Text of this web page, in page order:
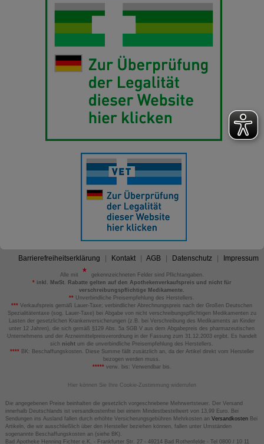
Barrierefreiheitserklärung Kontakt AGB Datenschutz Impressum
Alle mit
gekennzeichneten Felder sind Pflichtangaben.
*inkl. MwSt. Rabatte gelten auf den Apothekenverkaufspreis und nicht für
verschreibungspflichtige Medikamente.
** Unverbindliche Preisempfehlung des Herstellers.
*** Verkaufspreis gemäß Lauer-Taxe; verbindlicher Abrechnungspreis nach der Großen Deutschen
Spezialitätentaxe (sog. Lauer-Taxe) bei Abgabe von nicht verschreibungspflichtigen Medikamenten zu
Lasten der gesetzlichen Krankenversicherungen (z.B. bei Verschreibung des Medikaments an Kinder
unter 12 Jahren), die sich gemäß §129 Abs. 5a SGB V aus dem Abgabepreis des pharmazeutischen
Unternehmens und der Arzneimittelpreisverordnung in der Fassung zum 31.12.2003 ergibt. Es handelt
sich nicht um die unverbindliche Preisempfehlung des Herstellers.
****BK: Beschaffungskosten. Diese Summe fällt zusätzlich an, da der Artikel direkt vom Hersteller
bezogen werden muss.
*****verw. bis: Verwendbar bis.
Hier können Sie Ihre Cookie-Zustimmung widerrufen
Die angegebenen Preise beinhalten die gesetzlich vorgeschriebene Mehrwertsteuer. Der Versand
innerhalb Deutschlands ist versandkostenfrei bei einem Mindestbestellwert von 13,99 Euro. Bei
Sendungen ins Ausland fallen durch erhöhte Versicherungsgebühren Mehrkosten an VersandkostenBei
Artikeln, die wir ausschließlich über den Hersteller beziehen können, fallen unter Umständen
sogenannte Beschaffungskosten an (siehe BK).
Bad Apotheke Henning Fichter e.K. - Frankfurter Str. 27 - 49214 Bad Rothenfelde - Tel 0800 / 10 11